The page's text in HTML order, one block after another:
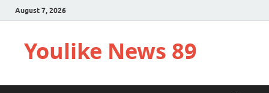
August 7, 2026
Youlike News 89